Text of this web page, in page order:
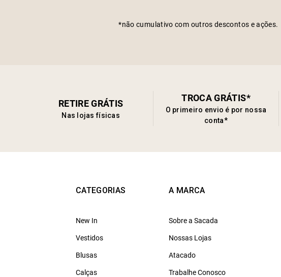
*não cumulativo com outros descontos e ações.
RETIRE GRÁTIS
Nas lojas físicas
TROCA GRÁTIS*
O primeiro envio é por nossa
conta*
CATEGORIAS
New In
Vestidos
Blusas
Calças
A MARCA
Sobre a Sacada
Nossas Lojas
Atacado
Trabalhe Conosco